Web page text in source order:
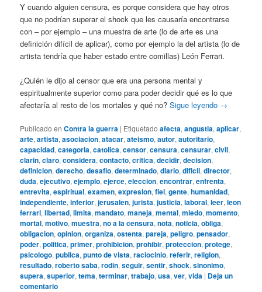
Y cuando alguien censura, es porque considera que hay otros
que no podrían superar el shock que les causaría encontrarse
con – por ejemplo – una muestra de arte (lo de arte es una
definición difícil de aplicar), como por ejemplo la del artista (lo de
artista tendría que haber estado entre comillas) León Ferrari.
¿Quién le dijo al censor que era una persona mental y
espiritualmente superior como para poder decidir qué es lo que
afectaría al resto de los mortales y qué no?Sigue leyendo →
Publicado en Contra la guerra | Etiquetado afecta,angustia,aplicar,
arte,artista,asociacion,atacar,ateismo,autor,autoritario,
capacidad,categoria,catolica,censor,censura,censurar,civil,
clarin,claro,considera,contacto,critica,decidir,decision,
definicion,derecho,desafio,determinado,diario,dificil,director,
duda,ejecutivo,ejemplo,ejerce,eleccion,encontrar,enfrenta,
entrevita,espiritual,examen,expresion,fiel,gente,humanidad,
independiente,inferior,jerusalen,jurista,justicia,laboral,leer,leon
ferrari,libertad,limita,mandato,maneja,mental,miedo,momento,
mortal,motivo,muestra,no a la censura,nota,noticia,obliga,
obligacion,opinion,organiza,ostenta,pareja,peligro,pensador,
poder,politica,primer,prohibicion,prohibir,proteccion,protege,
psicologo,publica,punto de vista,raciocinio,referir,religion,
resultado,roberto saba,rodin,seguir,sentir,shock,sinonimo,
supera,superior,tema,terminar,trabajo,usa,ver,vida | Deja un
comentario